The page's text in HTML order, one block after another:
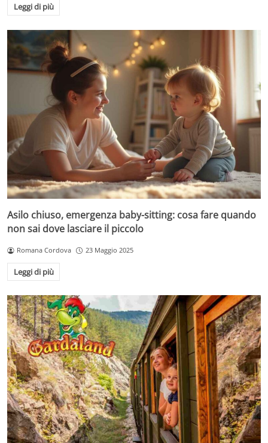
Leggi di più
Asilo chiuso, emergenza baby-sitting: cosa fare quando
non sai dove lasciare il piccolo
Romana Cordova 23 Maggio 2025
Leggi di più